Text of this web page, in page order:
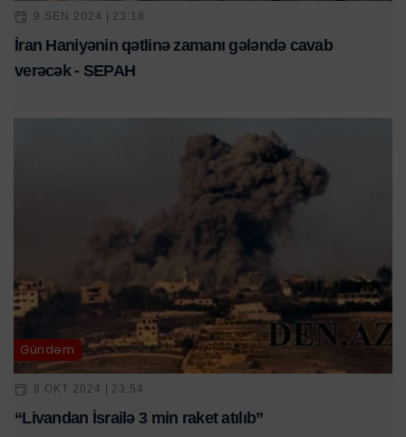
9 SEN 2024 | 23:18
İran Haniyənin qətlinə zamanı gələndə cavab
verəcək - SEPAH
Gündəm
8 OKT 2024 | 23:54
“Livandan İsrailə 3 min raket atılıb”